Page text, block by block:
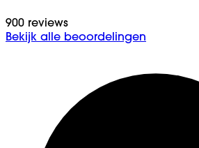
900 reviews
Bekijk alle beoordelingen